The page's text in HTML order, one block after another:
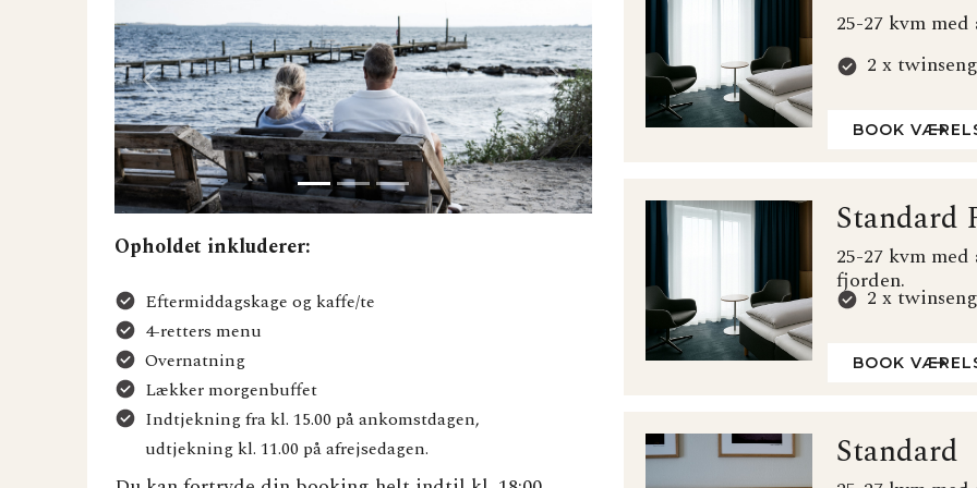
Previous Next
Opholdet inkluderer:
Eftermiddagskage og kaffe/te
4-retters menu
Overnatning
Lækker morgenbuffet
Indtjekning fra kl. 15.00 på ankomstdagen,
udtjekning kl. 11.00 på afrejsedagen.
25-27 kvm
2 x
Mulighed
To stole og
terrasse/altan
Wifi
LÆS MERE
BOOK
Standard
25-27 kvm
fjorden.
2 x
Mulighed
LÆS MERE
BOOK
Standard